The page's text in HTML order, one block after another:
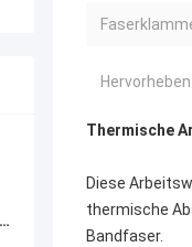
Hervorheben:
Thermische
Diese
thermische
Bandfaser.